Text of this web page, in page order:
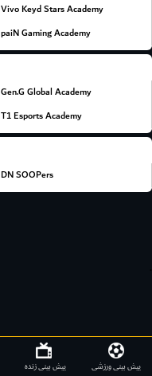
Vivo Keyd Stars Academy
paiN Gaming Academy
Gen.G Global Academy
T1 Esports Academy
DN SOOPers
پیش بینی ورزشی پیش بینی زنده